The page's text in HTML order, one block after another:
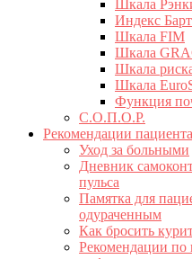
Шкала
Индекс
Шкала FIM
Шкала
Шкала
Шкала
Функция
С.О.П.О.Р.
Рекомендации
Уход за больными
Дневник
пульса
Памятка для
одураченным
Как бросить
Рекомендации по